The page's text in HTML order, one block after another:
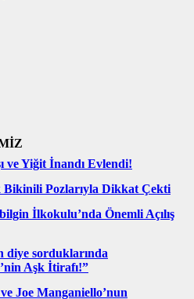
ve Yiğit İnandı Evlendi!
Pozlarıyla Dikkat Çekti
İlkokulu’nda Önemli Açılış
diye sorduklarında
Aşk İtirafı!”
Joe Manganiello’nun